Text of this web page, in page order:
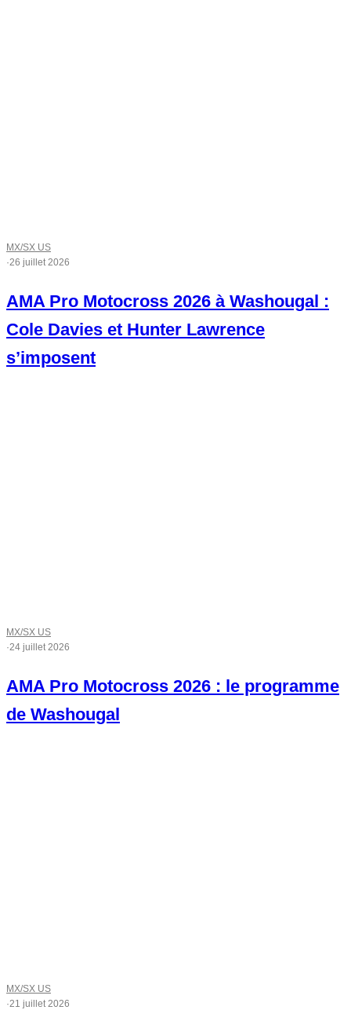
MX/SX US
·26 juillet 2026
AMA Pro Motocross 2026 à Washougal :
Cole Davies et Hunter Lawrence
s’imposent
MX/SX US
·24 juillet 2026
AMA Pro Motocross 2026 : le programme
de Washougal
MX/SX US
·21 juillet 2026